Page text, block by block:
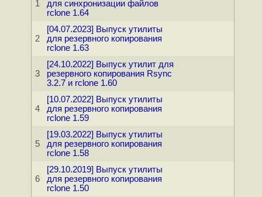
1
для синхронизации файлов
rclone 1.64
2
[04.07.2023] Выпуск утилиты
для резервного копирования
rclone 1.63
3
[24.10.2022] Выпуск утилит для
резервного копирования Rsync
3.2.7 и rclone 1.60
4
[10.07.2022] Выпуск утилиты
для резервного копирования
rclone 1.59
5
[19.03.2022] Выпуск утилиты
для резервного копирования
rclone 1.58
6
[29.10.2019] Выпуск утилиты
для резервного копирования
rclone 1.50